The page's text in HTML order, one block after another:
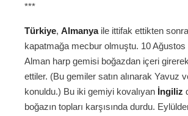
***
Türkiye, Almanyaile ittifak ettikten
kapatmağa mecbur olmuştu. 10 Ağustos
Alman harp gemisi boğazdan içeri
ettiler. (Bu gemiler satın alınarak Yavuz
konuldu.) Bu iki gemiyi kovalıyan İngiliz
boğazın topları karşısında durdu.